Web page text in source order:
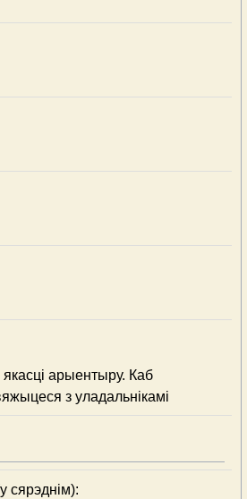
арыентыру. Каб
з уладальнікамі
сярэднім):